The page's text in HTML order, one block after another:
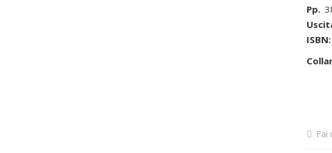
Pp.
ISBN: